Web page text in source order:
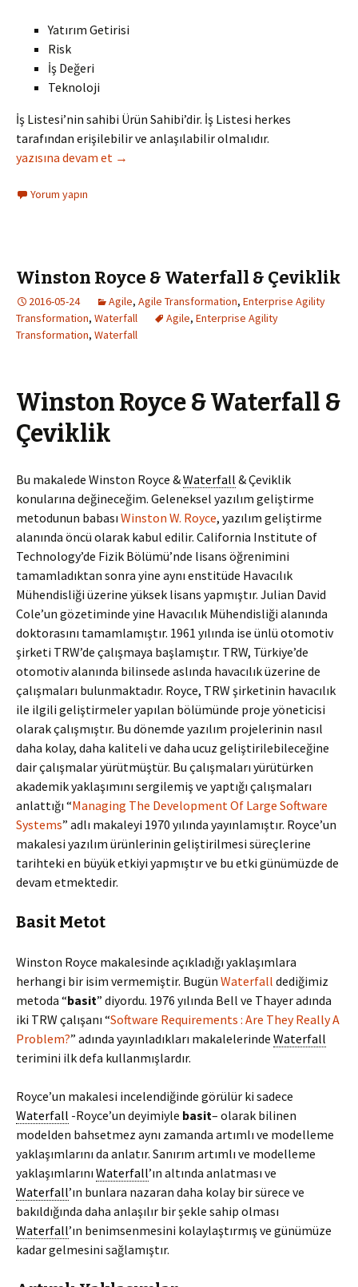
Yatırım Getirisi
Risk
İş Değeri
Teknoloji
İş Listesi’nin sahibi Ürün Sahibi’dir. İş Listesi herkes
tarafından erişilebilir ve anlaşılabilir olmalıdır.
Scrum Roller ve Sorumluluklar
yazısına devam et →
Yorum yapın
Winston Royce & Waterfall & Çeviklik
2016-05-24 Agile, Agile Transformation, Enterprise Agility
Transformation, Waterfall Agile, Enterprise Agility
Transformation, Waterfall
Winston Royce & Waterfall &
Çeviklik
Bu makalede Winston Royce &Waterfall & Çeviklik
konularına değineceğim. Geleneksel yazılım geliştirme
metodunun babası Winston W. Royce, yazılım geliştirme
alanında öncü olarak kabul edilir. California Institute of
Technology’de Fizik Bölümü’nde lisans öğrenimini
tamamladıktan sonra yine aynı enstitüde Havacılık
Mühendisliği üzerine yüksek lisans yapmıştır. Julian David
Cole’un gözetiminde yine Havacılık Mühendisliği alanında
doktorasını tamamlamıştır. 1961 yılında ise ünlü otomotiv
şirketi TRW’de çalışmaya başlamıştır. TRW, Türkiye’de
otomotiv alanında bilinsede aslında havacılık üzerine de
çalışmaları bulunmaktadır. Royce, TRW şirketinin havacılık
ile ilgili geliştirmeler yapılan bölümünde proje yöneticisi
olarak çalışmıştır. Bu dönemde yazılım projelerinin nasıl
daha kolay, daha kaliteli ve daha ucuz geliştirilebileceğine
dair çalışmalar yürütmüştür. Bu çalışmaları yürütürken
akademik yaklaşımını sergilemiş ve yaptığı çalışmaları
anlattığı “Managing The Development Of Large Software
Systems” adlı makaleyi 1970 yılında yayınlamıştır. Royce’un
makalesi yazılım ürünlerinin geliştirilmesi süreçlerine
tarihteki en büyük etkiyi yapmıştır ve bu etki günümüzde de
devam etmektedir.
Basit Metot
Winston Royce makalesinde açıkladığı yaklaşımlara
herhangi bir isim vermemiştir. Bugün Waterfall dediğimiz
metoda “basit” diyordu. 1976 yılında Bell ve Thayer adında
iki TRW çalışanı “Software Requirements : Are They Really A
Problem?” adında yayınladıkları makalelerinde Waterfall
terimini ilk defa kullanmışlardır.
Royce’un makalesi incelendiğinde görülür ki sadece
Waterfall -Royce’un deyimiyle basit– olarak bilinen
modelden bahsetmez aynı zamanda artımlı ve modelleme
yaklaşımlarını da anlatır. Sanırım artımlı ve modelleme
yaklaşımlarını Waterfall’ın altında anlatması ve
Waterfall’ın bunlara nazaran daha kolay bir sürece ve
bakıldığında daha anlaşılır bir şekle sahip olması
Waterfall’ın benimsenmesini kolaylaştırmış ve günümüze
kadar gelmesini sağlamıştır.